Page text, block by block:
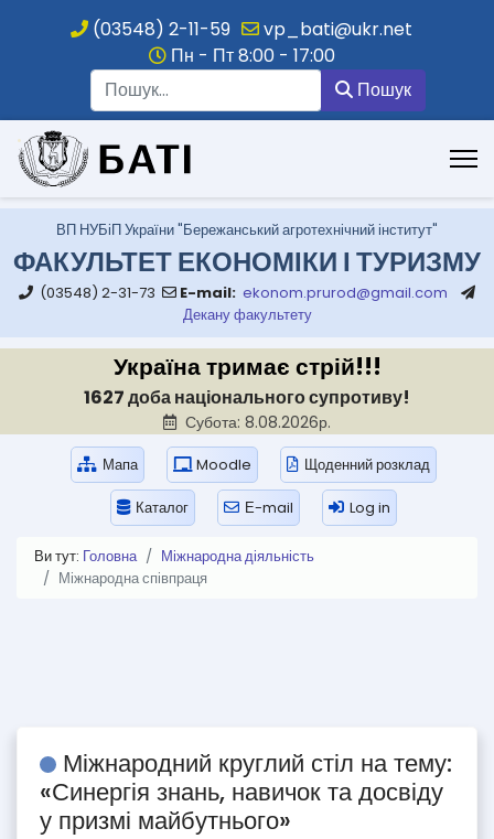
(03548) 2-11-59
vp_bati@ukr.net
Пн - Пт 8:00 - 17:00
Пошук
.
ВП НУБіП України "Бережанський агротехнічний інститут"
ФАКУЛЬТЕТ ЕКОНОМІКИ І ТУРИЗМУ
(03548) 2-31-73 E-mail: ekonom.prurod@gmail.com
Декану факультету
Україна тримає стрій!!!
1627 доба національного супротиву!
Субота: 8.08.2026р.
Мапа Moodle Щоденний розклад
Каталог Е-mail Log in
Ви тут: Головна
Міжнародна діяльність
Міжнародна співпраця
Міжнародний круглий стіл на тему:
«Синергія знань, навичок та досвіду
у призмі майбутнього»